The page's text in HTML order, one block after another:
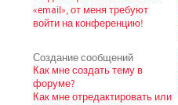
«email», от меня требуют
войти на конференцию!
Создание сообщений
Как мне создать тему в
форуме?
Как мне отредактировать или